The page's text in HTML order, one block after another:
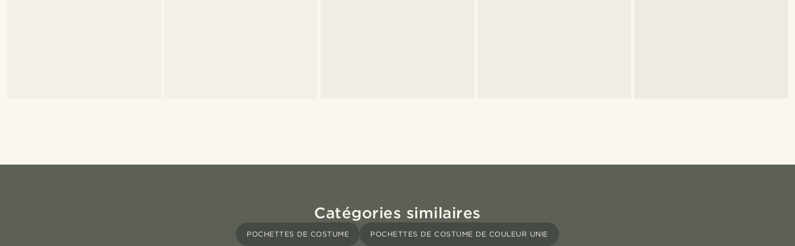
Catégories similaires
POCHETTES DE COSTUME POCHETTES DE COSTUME DE COULEUR UNIE